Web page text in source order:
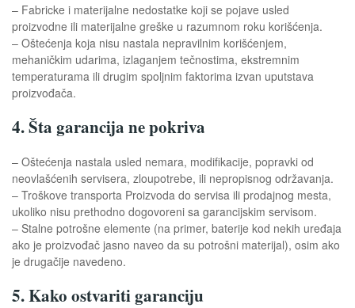
– Fabricke i materijalne nedostatke koji se pojave usled
proizvodne ili materijalne greške u razumnom roku korišćenja.
– Oštećenja koja nisu nastala nepravilnim korišćenjem,
mehaničkim udarima, izlaganjem tečnostima, ekstremnim
temperaturama ili drugim spoljnim faktorima izvan uputstava
proizvođača.
4. Šta garancija ne pokriva
– Oštećenja nastala usled nemara, modifikacije, popravki od
neovlašćenih servisera, zloupotrebe, ili nepropisnog održavanja.
– Troškove transporta Proizvoda do servisa ili prodajnog mesta,
ukoliko nisu prethodno dogovoreni sa garancijskim servisom.
– Stalne potrošne elemente (na primer, baterije kod nekih uređaja
ako je proizvođač jasno naveo da su potrošni materijal), osim ako
je drugačije navedeno.
5. Kako ostvariti garanciju